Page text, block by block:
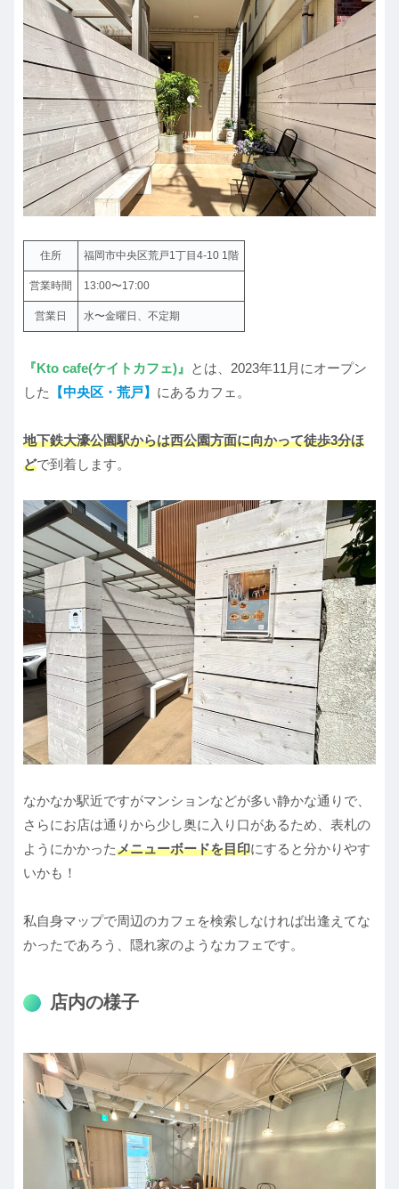
住所 福岡市中央区荒戸1丁目4-10 1階
営業時間 13:00〜17:00
営業日 水〜金曜日、不定期
『Kto cafe(ケイトカフェ)』 とは、2023年11月にオープン
した
【中央区・荒戸】 にあるカフェ。
地下鉄大濠公園駅からは西公園方面に向かって徒歩3分ほ
どで到着します。
なかなか駅近ですがマンションなどが多い静かな通りで、
さらにお店は通りから少し奥に入り口があるため、表札の
ようにかかったメニューボードを目印にすると分かりやす
いかも！
私自身マップで周辺のカフェを検索しなければ出逢えてな
かったであろう、隠れ家のようなカフェです。
店内の様子